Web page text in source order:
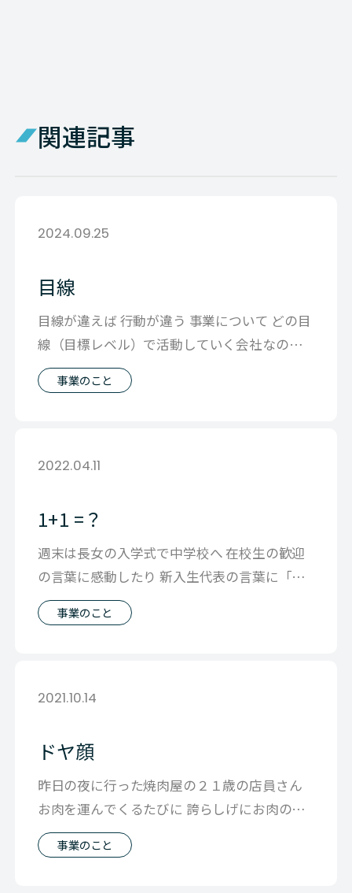
関連記事
2024.09.25
目線
目線が違えば 行動が違う 事業について どの目
線（目標レベル）で活動していく会社なのか
この点の理解が曖昧なままに入社す
事業のこと
2022.04.11
1+1 =？
週末は長女の入学式で中学校へ 在校生の歓迎
の言葉に感動したり 新入生代表の言葉に「あ
んなにすごい スピーチ自分で考えるん
事業のこと
2021.10.14
ドヤ顔
昨日の夜に行った焼肉屋の２１歳の店員さん
お肉を運んでくるたびに 誇らしげにお肉の説
明をしてくれたり 焼き方の説明も 自
事業のこと